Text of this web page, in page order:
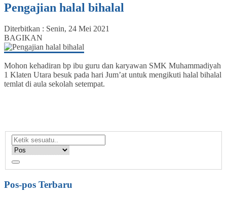
Pengajian halal bihalal
Diterbitkan : Senin, 24 Mei 2021
BAGIKAN
Mohon kehadiran bp ibu guru dan karyawan SMK Muhammadiyah
1 Klaten Utara besuk pada hari Jum’at untuk mengikuti halal bihalal
temlat di aula sekolah setempat.
Pos-pos Terbaru